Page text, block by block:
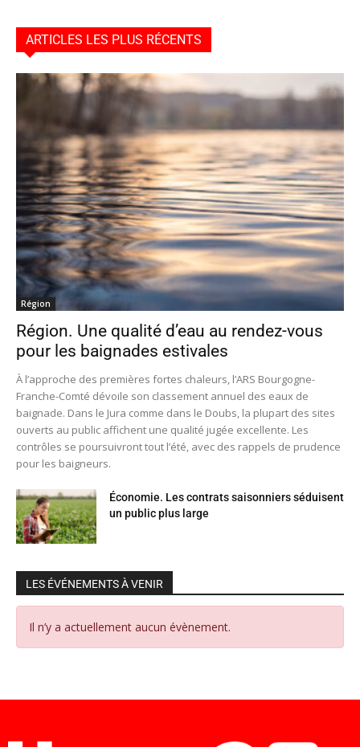
ARTICLES LES PLUS RÉCENTS
Région
Région. Une qualité d’eau au rendez-vous
pour les baignades estivales
À l’approche des premières fortes chaleurs, l’ARS Bourgogne-
Franche-Comté dévoile son classement annuel des eaux de
baignade. Dans le Jura comme dans le Doubs, la plupart des sites
ouverts au public affichent une qualité jugée excellente. Les
contrôles se poursuivront tout l’été, avec des rappels de prudence
pour les baigneurs.
Économie. Les contrats saisonniers séduisent
un public plus large
LES ÉVÉNEMENTS À VENIR
Il n’y a actuellement aucun évènement.